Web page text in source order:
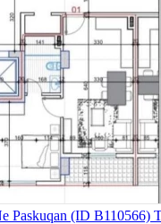
Paskuqan (ID B110566)